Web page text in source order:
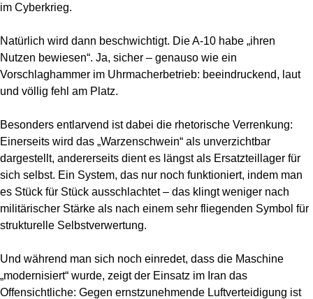
im Cyberkrieg.
Natürlich wird dann beschwichtigt. Die A-10 habe „ihren
Nutzen bewiesen“. Ja, sicher – genauso wie ein
Vorschlaghammer im Uhrmacherbetrieb: beeindruckend, laut
und völlig fehl am Platz.
Besonders entlarvend ist dabei die rhetorische Verrenkung:
Einerseits wird das „Warzenschwein“ als unverzichtbar
dargestellt, andererseits dient es längst als Ersatzteillager für
sich selbst. Ein System, das nur noch funktioniert, indem man
es Stück für Stück ausschlachtet – das klingt weniger nach
militärischer Stärke als nach einem sehr fliegenden Symbol für
strukturelle Selbstverwertung.
Und während man sich noch einredet, dass die Maschine
„modernisiert“ wurde, zeigt der Einsatz im Iran das
Offensichtliche: Gegen ernstzunehmende Luftverteidigung ist